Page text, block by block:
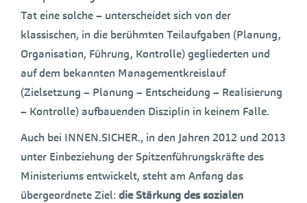
Tat eine solche – unterscheidet sich von der
klassischen, in die berühmten Teilaufgaben (Planung,
Organisation, Führung, Kontrolle) gegliederten und
auf dem bekannten Managementkreislauf
(Zielsetzung – Planung – Entscheidung – Realisierung
– Kontrolle) aufbauenden Disziplin in keinem Falle.
Auch bei INNEN.SICHER., in den Jahren 2012 und 2013
unter Einbeziehung der Spitzenführungskräfte des
Ministeriums entwickelt, steht am Anfang das
übergeordnete Ziel:die Stärkung des sozialen